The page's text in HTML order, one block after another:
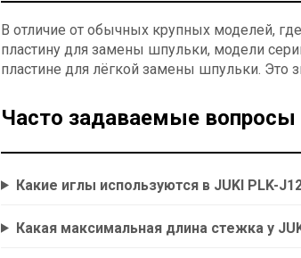
В отличие от обычных крупных моделей,
пластину для замены шпульки, модели
пластине для лёгкой замены шпульки. Это
Часто задаваемые вопросы
Какие иглы используются в JUKI PLK-
Какая максимальная длина стежка у